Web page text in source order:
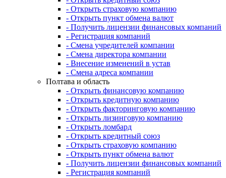
- Открыть страховую компанию
- Открыть пункт обмена валют
- Получить лицензии финансовых компаний
- Регистрация компаний
- Смена учредителей компании
- Смена директора компании
- Внесение изменений в устав
- Смена адреса компании
Полтава и область
- Открыть финансовую компанию
- Открыть кредитную компанию
- Открыть факторинговую компанию
- Открыть лизинговую компанию
- Открыть ломбард
- Открыть кредитный союз
- Открыть страховую компанию
- Открыть пункт обмена валют
- Получить лицензии финансовых компаний
- Регистрация компаний